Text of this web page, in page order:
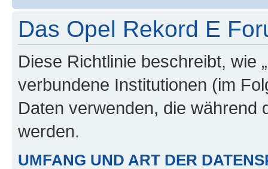
Das Opel Rekord E
Diese Richtlinie beschreibt, wie
verbundene Institutionen (im
Daten verwenden, die während
werden.
UMFANG UND ART DER